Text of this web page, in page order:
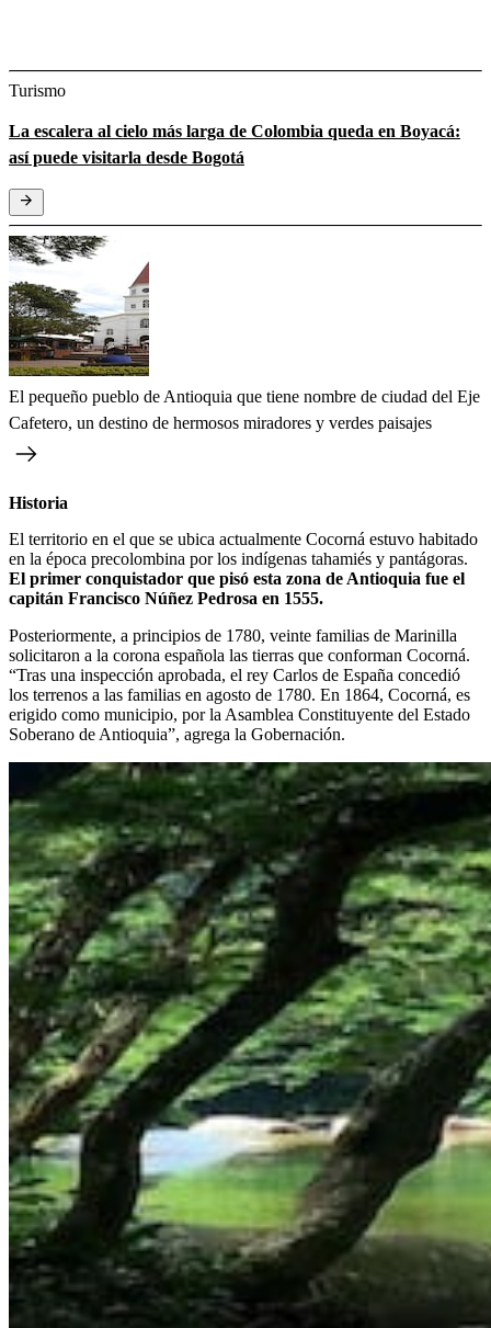
Turismo
La escalera al cielo más larga de Colombia queda en Boyacá:
así puede visitarla desde Bogotá
El pequeño pueblo de Antioquia que tiene nombre de ciudad del Eje
Cafetero, un destino de hermosos miradores y verdes paisajes
Historia
El territorio en el que se ubica actualmente Cocorná estuvo habitado
en la época precolombina por los indígenas tahamiés y pantágoras.
El primer conquistador que pisó esta zona de Antioquia fue el
capitán Francisco Núñez Pedrosa en 1555.
Posteriormente, a principios de 1780, veinte familias de Marinilla
solicitaron a la corona española las tierras que conforman Cocorná.
“Tras una inspección aprobada, el rey Carlos de España concedió
los terrenos a las familias en agosto de 1780. En 1864, Cocorná, es
erigido como municipio, por la Asamblea Constituyente del Estado
Soberano de Antioquia”, agrega la Gobernación.